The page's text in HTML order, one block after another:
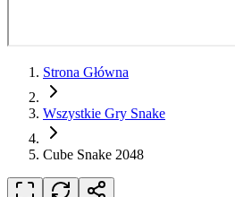
Strona Główna
Wszystkie Gry Snake
Cube Snake 2048